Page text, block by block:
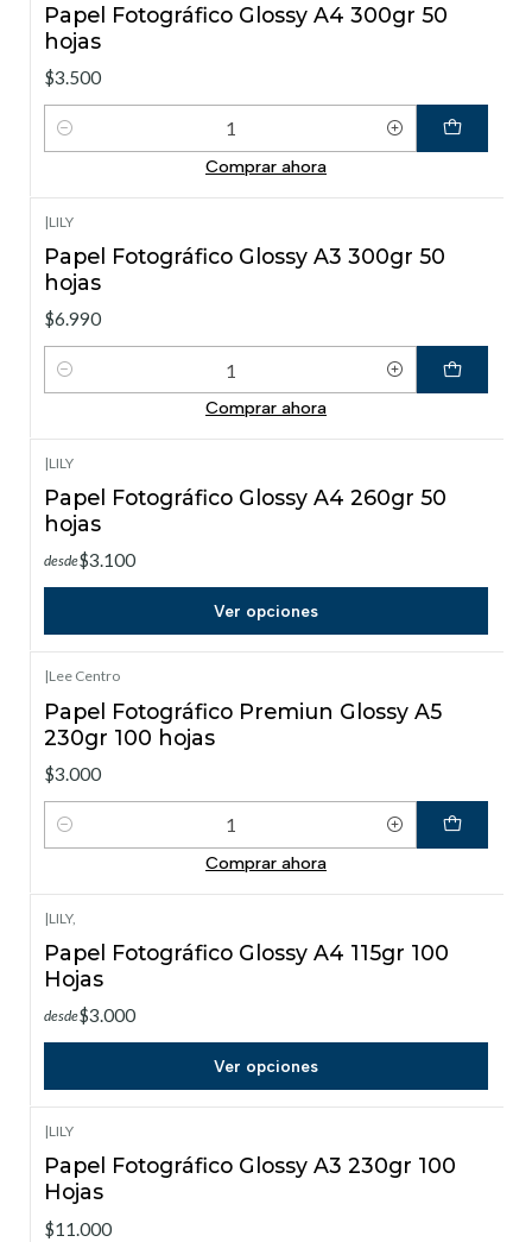
Papel Fotográfico Glossy A4 300gr 50
hojas
$3.500
Cantidad
Comprar ahora
|LILY
Papel Fotográfico Glossy A3 300gr 50
hojas
$6.990
Cantidad
Comprar ahora
|LILY
Papel Fotográfico Glossy A4 260gr 50
hojas
desde$3.100
Ver opciones
|Lee Centro
Papel Fotográfico Premiun Glossy A5
230gr 100 hojas
$3.000
Cantidad
Comprar ahora
|LILY,
Papel Fotográfico Glossy A4 115gr 100
Hojas
desde$3.000
Ver opciones
|LILY
Papel Fotográfico Glossy A3 230gr 100
Hojas
$11.000